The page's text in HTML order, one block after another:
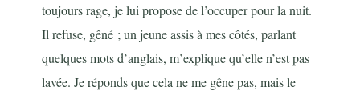
toujours rage, je lui propose de l’occuper pour la nuit.
Il refuse, gêné ; un jeune assis à mes côtés, parlant
quelques mots d’anglais, m’explique qu’elle n’est pas
lavée. Je réponds que cela ne me gêne pas, mais le